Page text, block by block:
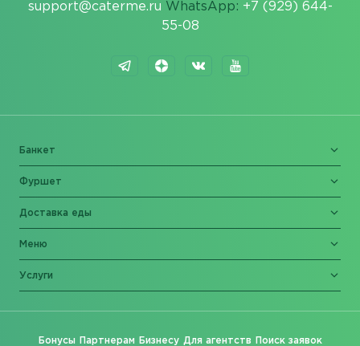
support@caterme.ru WhatsApp: +7 (929) 644-
55-08
Банкет
Фуршет
Доставка еды
Меню
Услуги
Бонусы Партнерам Бизнесу Для агентств Поиск заявок